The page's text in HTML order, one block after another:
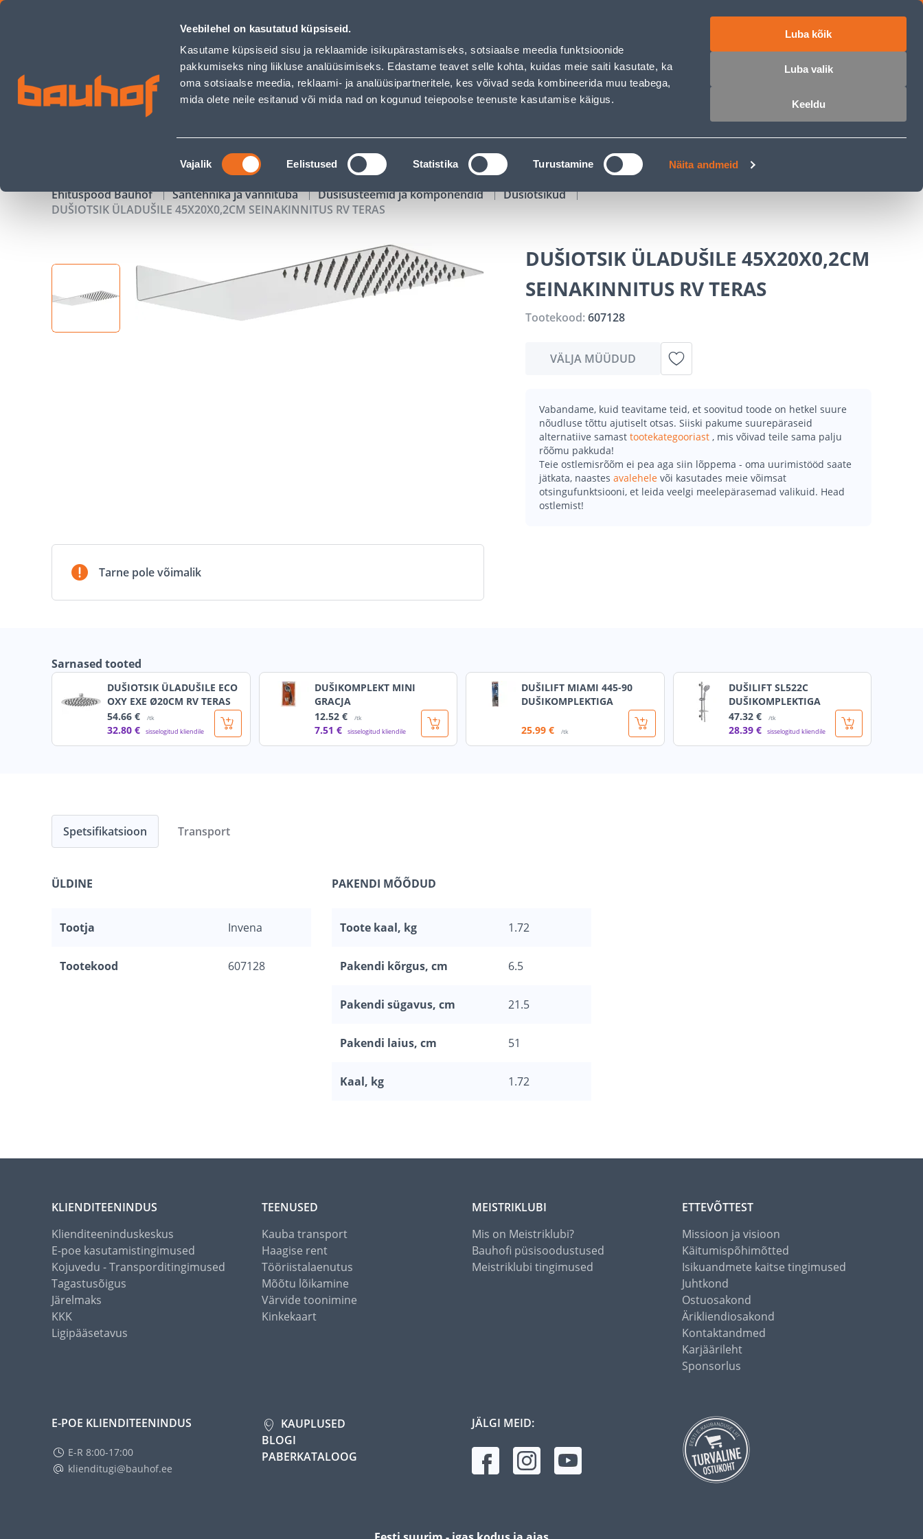
Veebilehel on kasutatud küpsiseid.
Kasutame küpsiseid sisu ja reklaamide isikupärastamiseks, sotsiaalse meedia funktsioonide
pakkumiseks ning liikluse analüüsimiseks. Edastame teavet selle kohta, kuidas meie saiti kasutate, ka
oma sotsiaalse meedia, reklaami- ja analüüsipartneritele, kes võivad seda kombineerida muu teabega,
mida olete neile esitanud või mida nad on kogunud teiepoolse teenuste kasutamise käigus.
Nõusoleku
valik
Vajalik Eelistused Statistika Turustamine Näita andmeid
Luba kõik
Luba valik
Keeldu
DUŠIOTSIK ÜLADUŠILE 45X20X0,2CM SEINAKINNITUS RV TERAS - Bauhof has loaded
Äriklienditeenindus Klienditeenindus Teenused Karjäärileht
OTSI Logi sisse
KAMPAANIAD KATALOOGID TÖÖRIISTALAENUTUS JÄRELMAKS
Ehituspood Bauhof Santehnika ja vannituba Dušisüsteemid ja komponendid
Dušiotsikud
DUŠIOTSIK ÜLADUŠILE 45X20X0,2CM SEINAKINNITUS RV TERAS
Tarne pole võimalik
DUŠIOTSIK ÜLADUŠILE 45X20X0,2CM
SEINAKINNITUS RV TERAS
Tootekood:607128
VÄLJA MÜÜDUD
Vabandame, kuid teavitame teid, et soovitud toode on hetkel suure
nõudluse tõttu ajutiselt otsas. Siiski pakume suurepäraseid
alternatiive samast tootekategooriast , mis võivad teile sama palju
rõõmu pakkuda!
Teie ostlemisrõõm ei pea aga siin lõppema - oma uurimistööd saate
jätkata, naastes avalehele või kasutades meie võimsat
otsingufunktsiooni, et leida veelgi meelepärasemad valikuid. Head
ostlemist!
Sarnased tooted
DUŠIOTSIK ÜLADUŠILE ECO
OXY EXE Ø20CM RV TERAS
54.66 € /tk
32.80 € sisselogitud kliendile
DUŠIKOMPLEKT MINI
GRACJA
12.52 € /tk
7.51 € sisselogitud kliendile
DUŠILIFT MIAMI 445-90
DUŠIKOMPLEKTIGA
25.99 € /tk
DUŠILIFT SL522C
DUŠIKOMPLEKTIGA
47.32 € /tk
28.39 € sisselogitud kliendile
Spetsifikatsioon
ÜLDINE
Tootja Invena
Tootekood 607128
PAKENDI MÕÕDUD
Toote kaal, kg 1.72
Pakendi kõrgus, cm 6.5
Pakendi sügavus, cm 21.5
Pakendi laius, cm 51
Kaal, kg 1.72
Transport
KLIENDITEENINDUS
Klienditeeninduskeskus
E-poe kasutamistingimused
Kojuvedu - Transporditingimused
Tagastusõigus
Järelmaks
KKK
Ligipääsetavus
TEENUSED
Kauba transport
Haagise rent
Tööriistalaenutus
Mõõtu lõikamine
Värvide toonimine
Kinkekaart
MEISTRIKLUBI
Mis on Meistriklubi?
Bauhofi püsisoodustused
Meistriklubi tingimused
ETTEVÕTTEST
Missioon ja visioon
Käitumispõhimõtted
Isikuandmete kaitse tingimused
Juhtkond
Ostuosakond
Ärikliendiosakond
Kontaktandmed
Karjäärileht
Sponsorlus
E-POE KLIENDITEENINDUS
E-R 8:00-17:00
klienditugi@bauhof.ee
KAUPLUSED
BLOGI
PABERKATALOOG
JÄLGI MEID: